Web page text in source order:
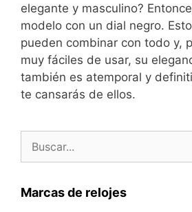
elegante y masculino?
modelo con un dial negro.
pueden combinar con todo y,
muy fáciles de usar, su
también es atemporal y
te cansarás de ellos.
Marcas de relojes